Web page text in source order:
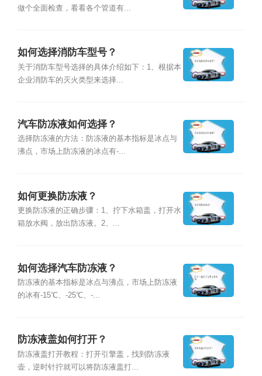
做个全面检查，看看各个管道有...
如何选择消防车型号？
关于消防车型号选择的具体介绍如下：1、根据本
企业消防车的灭火类型来选择...
汽车防冻液如何选择？
选择防冻液的方法：防冻液的基本指标是冰点与
沸点，市场上防冻液的冰点有-...
如何更换防冻液？
更换防冻液的正确步骤：1、拧下水箱盖，打开水
箱放水阀，放出防冻液。2、...
如何选择汽车防冻液？
防冻液的基本指标是冰点与沸点，市场上防冻液
的冰有-15℃、-25℃、-...
防冻液盖如何打开？
防冻液盖打开教程：打开引擎盖，找到防冻液
壶，逆时针拧就可以将防冻液盖打...